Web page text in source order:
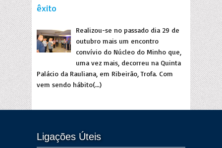
êxito
Realizou-se no passado dia 29 de
outubro mais um encontro
convívio do Núcleo do Minho que,
uma vez mais, decorreu na Quinta
Palácio da Rauliana, em Ribeirão, Trofa. Com
vem sendo hábito(...)
Ligações Úteis